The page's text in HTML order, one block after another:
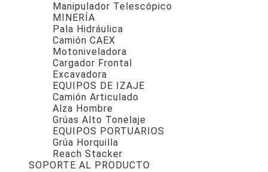
Manipulador Telescópico
MINERÍA
Pala Hidráulica
Camión CAEX
Motoniveladora
Cargador Frontal
Excavadora
EQUIPOS DE IZAJE
Camión Articulado
Alza Hombre
Grúas Alto Tonelaje
EQUIPOS PORTUARIOS
Grúa Horquilla
Reach Stacker
SOPORTE AL PRODUCTO